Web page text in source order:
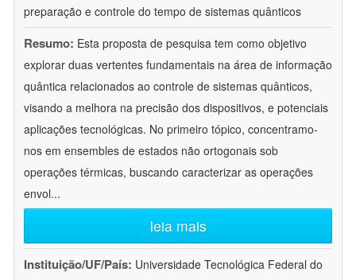
preparação e controle do tempo de sistemas quânticos
Resumo: Esta proposta de pesquisa tem como objetivo
explorar duas vertentes fundamentais na área de informação
quântica relacionados ao controle de sistemas quânticos,
visando a melhora na precisão dos dispositivos, e potenciais
aplicações tecnológicas. No primeiro tópico, concentramo-
nos em ensembles de estados não ortogonais sob
operações térmicas, buscando caracterizar as operações
envol...
leia mais
Instituição/UF/País: Universidade Tecnológica Federal do